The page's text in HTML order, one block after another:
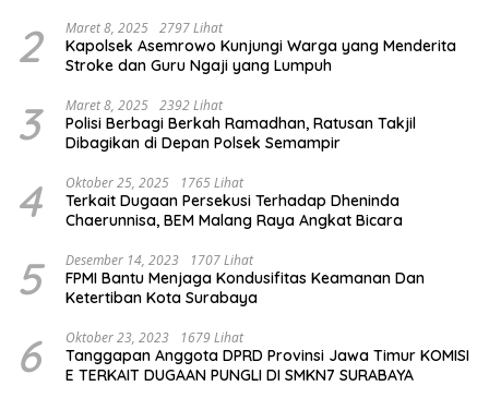
2 Maret 8, 2025 2797 Lihat
Kapolsek Asemrowo Kunjungi Warga yang Menderita
Stroke dan Guru Ngaji yang Lumpuh
3 Maret 8, 2025 2392 Lihat
Polisi Berbagi Berkah Ramadhan, Ratusan Takjil
Dibagikan di Depan Polsek Semampir
4 Oktober 25, 2025 1765 Lihat
Terkait Dugaan Persekusi Terhadap Dheninda
Chaerunnisa, BEM Malang Raya Angkat Bicara
5 Desember 14, 2023 1707 Lihat
FPMI Bantu Menjaga Kondusifitas Keamanan Dan
Ketertiban Kota Surabaya
6 Oktober 23, 2023 1679 Lihat
Tanggapan Anggota DPRD Provinsi Jawa Timur KOMISI
E TERKAIT DUGAAN PUNGLI DI SMKN7 SURABAYA